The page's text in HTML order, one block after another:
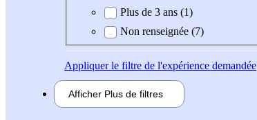
Plus de 3 ans (1)
Non renseignée (7)
Appliquerle filtre de l'expérience demandée
Afficher Plus de filtres